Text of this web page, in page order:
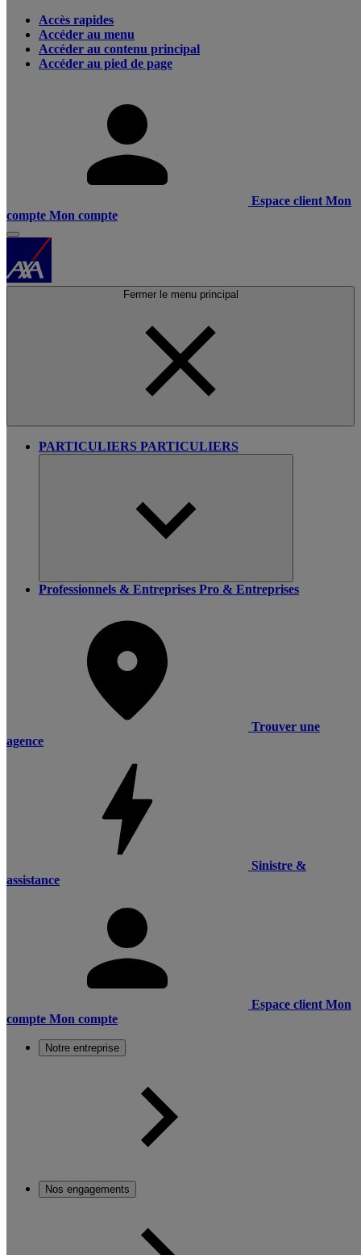
Accès rapides
Accéder au menu
Accéder au contenu principal
Accéder au pied de page
Espace client Mon
compte Mon compte
Fermer le menu principal
PARTICULIERS PARTICULIERS
Professionnels & Entreprises Pro & Entreprises
Trouver une
agence
Sinistre &
assistance
Espace client Mon
compte Mon compte
Notre entreprise
Nos engagements